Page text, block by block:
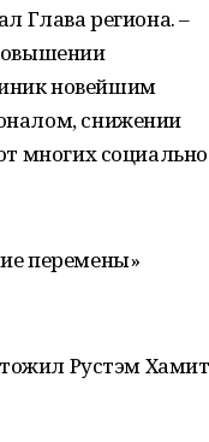
Глава региона. –
новейшим
снижении
многих социально
перемены»
Рустэм